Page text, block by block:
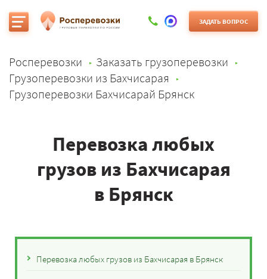
ЗАДАТЬ ВОПРОС
Росперевозки
Заказать грузоперевозки
Грузоперевозки из Бахчисарая
Грузоперевозки Бахчисарай Брянск
Перевозка любых
грузов из Бахчисарая
в Брянск
Перевозка любых грузов из Бахчисарая в Брянск